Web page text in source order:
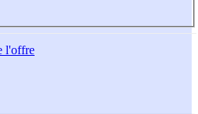
l'offre